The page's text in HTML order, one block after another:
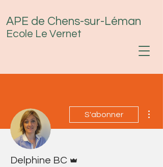
APE de Chens-sur-Léman
Ecole Le Vernet
S'abonner
Delphine BC